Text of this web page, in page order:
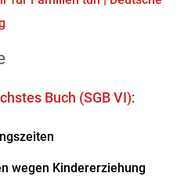
Buch (SGB VI):
wegen Kindererziehung